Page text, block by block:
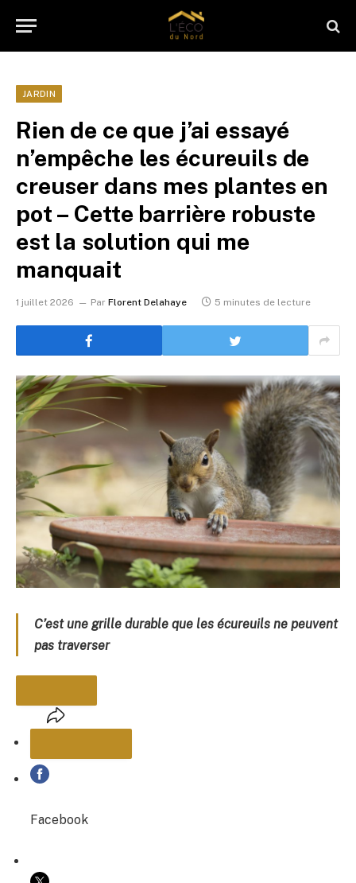
JARDIN
Rien de ce que j’ai essayé
n’empêche les écureuils de
creuser dans mes plantes en
pot – Cette barrière robuste
est la solution qui me
manquait
1 juillet 2026 Par Florent Delahaye 5 minutes de lecture
C’est une grille durable que les écureuils ne peuvent
pas traverser
PARTAGER
COPIER LE LIEN
Facebook